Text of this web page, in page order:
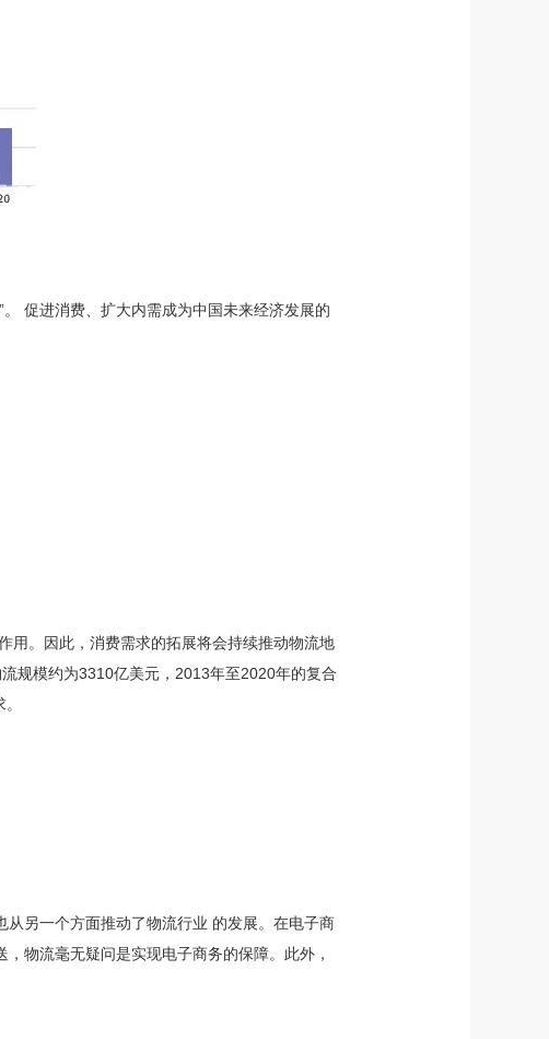
促进消费、扩大内需成为中国未来经济发展的
用。因此，消费需求的拓展将会持续推动物流地
规模约为3310亿美元，2013年至2020年的复合
另一个方面推动了物流行业 的发展。在电子商
物流毫无疑问是实现电子商务的保障。此外，